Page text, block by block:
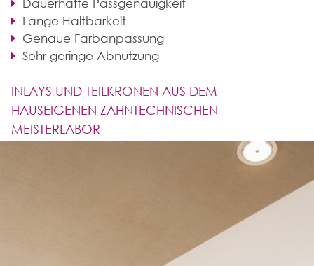
Lange Haltbarkeit
Genaue Farbanpassung
Sehr geringe Abnutzung
INLAYS UND TEILKRONEN AUS DEM
HAUSEIGENEN ZAHNTECHNISCHEN
MEISTERLABOR
auf. Hier werden nach dem Beschleifen des Zahns
Abdrücke genommen und der Zahnersatz wird
hauseigenen Praxislabor aus körperverträglichen
Materialien wie Keramik (oder auf Wunsch Gold)